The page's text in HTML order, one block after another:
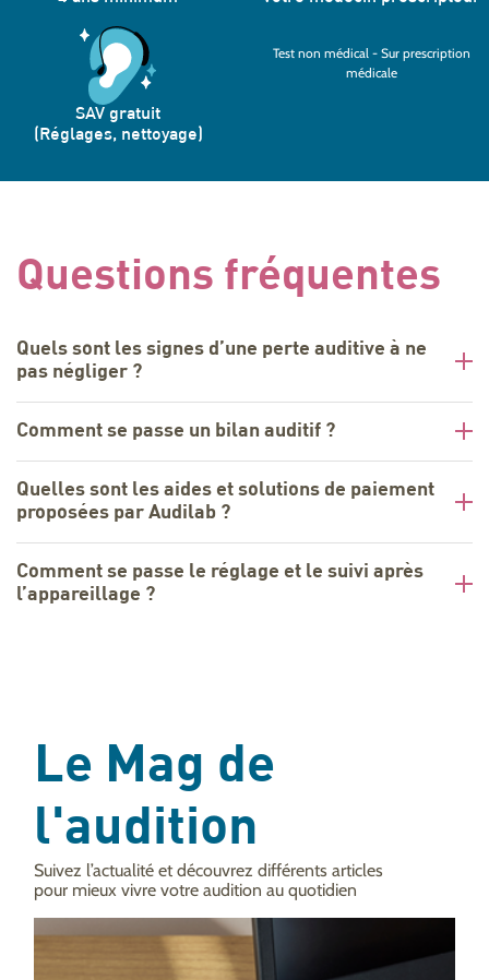
SAV gratuit
(Réglages, nettoyage)
Test non médical - Sur prescription
médicale
Questions fréquentes
Quels sont les signes d’une perte auditive à ne
pas négliger ?
Comment se passe un bilan auditif ?
Quelles sont les aides et solutions de paiement
proposées par Audilab ?
Comment se passe le réglage et le suivi après
l’appareillage ?
Le Mag de
l'audition
Suivez l’actualité et découvrez différents articles
pour mieux vivre votre audition au quotidien